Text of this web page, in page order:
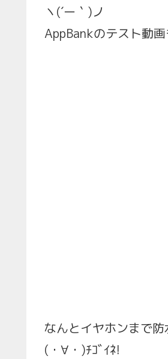
ヽ(´ー｀)ノ
AppBankのテスト動
なんとイヤホンまで防
(・∀・)ﾁｺﾞｲﾈ!